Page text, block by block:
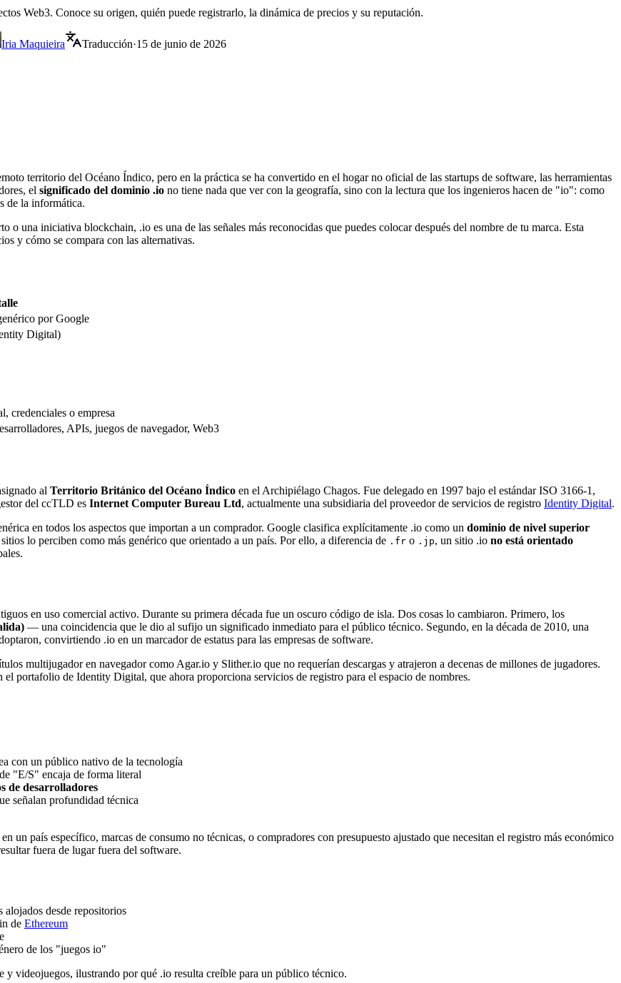
Web3. Conoce su origen, quién puede registrarlo, la dinámica de precios y su reputación.
Iria Maquieira Traducción·15 de junio de 2026
territorio del Océano Índico, pero en la práctica se ha convertido en el hogar no oficial de las startups de software, las herramientas
el significado del dominio .io no tiene nada que ver con la geografía, sino con la lectura que los ingenieros hacen de "io": como
de la informática.
una iniciativa blockchain, .io es una de las señales más reconocidas que puedes colocar después del nombre de tu marca. Esta
y cómo se compara con las alternativas.
por Google
Digital)
credenciales o empresa
APIs, juegos de navegador, Web3
al Territorio Británico del Océano Índico en el Archipiélago Chagos. Fue delegado en 1997 bajo el estándar ISO 3166-1,
del ccTLD es Internet Computer Bureau Ltd, actualmente una subsidiaria del proveedor de servicios de registro Identity Digital.
en todos los aspectos que importan a un comprador. Google clasifica explícitamente .io como un dominio de nivel superior
lo perciben como más genérico que orientado a un país. Por ello, a diferencia de .fr o .jp, un sitio .io no está orientado
en uso comercial activo. Durante su primera década fue un oscuro código de isla. Dos cosas lo cambiaron. Primero, los
— una coincidencia que le dio al sufijo un significado inmediato para el público técnico. Segundo, en la década de 2010, una
convirtiendo .io en un marcador de estatus para las empresas de software.
multijugador en navegador como Agar.io y Slither.io que no requerían descargas y atrajeron a decenas de millones de jugadores.
portafolio de Identity Digital, que ahora proporciona servicios de registro para el espacio de nombres.
con un público nativo de la tecnología
"E/S" encaja de forma literal
de desarrolladores
señalan profundidad técnica
un país específico, marcas de consumo no técnicas, o compradores con presupuesto ajustado que necesitan el registro más económico
fuera de lugar fuera del software.
desde repositorios
de Ethereum
de los "juegos io"
videojuegos, ilustrando por qué .io resulta creíble para un público técnico.